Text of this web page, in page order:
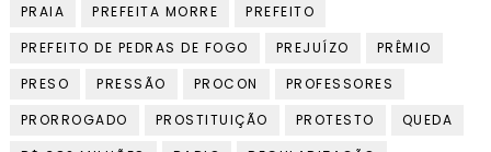
PRAIA
PREFEITA MORRE
PREFEITO
PREFEITO DE PEDRAS DE FOGO
PREJUÍZO
PRÊMIO
PRESO
PRESSÃO PROCON
PROFESSORES
PRORROGADO
PROSTITUIÇÃO PROTESTO
QUEDA